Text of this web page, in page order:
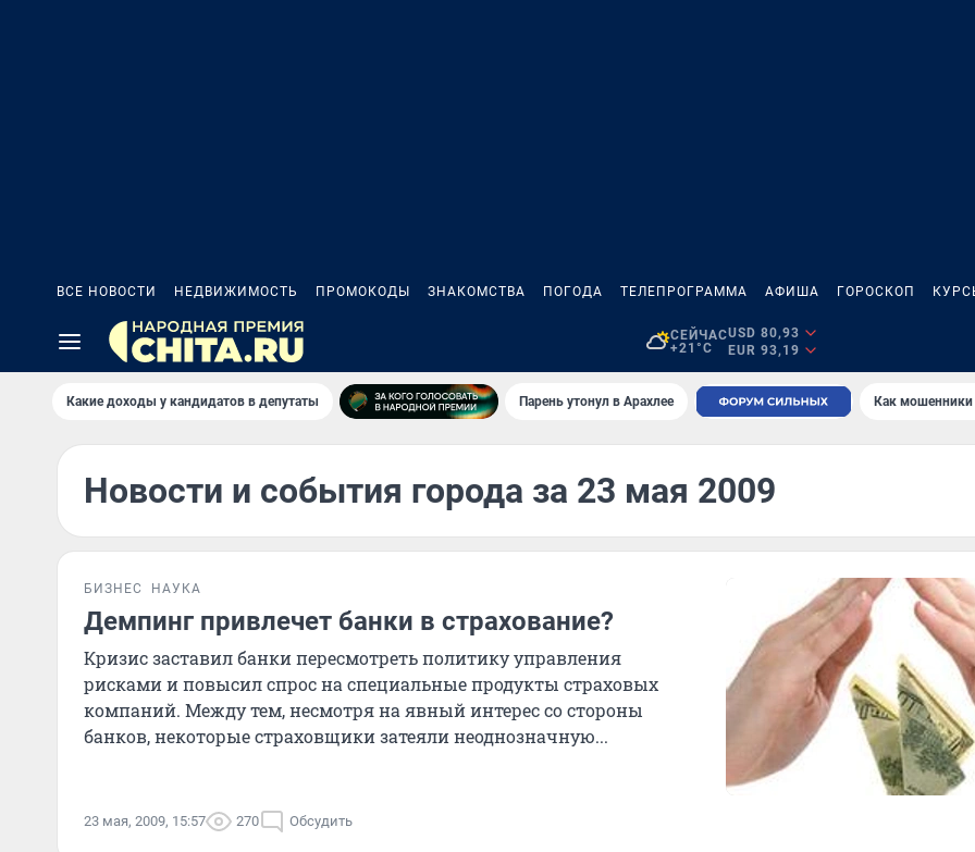
ВСЕ НОВОСТИ НЕДВИЖИМОСТЬ ПРОМОКОДЫ ЗНАКОМСТВА ПОГОДА ТЕЛЕПРОГРАММА АФИША ГОРОСКОП
СЕЙЧАС
+21°C
USD 80,93
EUR 93,19
Какие доходы у кандидатов в депутаты Парень утонул в Арахлее Как
Новости и события города за 23 мая 2009
БИЗНЕС НАУКА
Демпинг привлечет банки в страхование?
Кризис заставил банки пересмотреть политику управления
рисками и повысил спрос на специальные продукты страховых
компаний. Между тем, несмотря на явный интерес со стороны
банков, некоторые страховщики затеяли неоднозначную...
23 мая, 2009, 15:57 270 Обсудить